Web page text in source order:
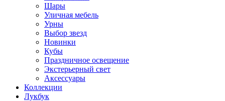
Шары
Уличная мебель
Урны
Выбор звезд
Новинки
Кубы
Праздничное освещение
Экстерьерный свет
Аксессуары
Коллекции
Лукбук